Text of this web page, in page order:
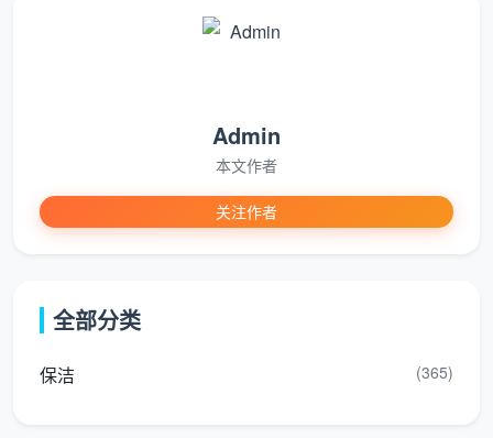
范围，像天均安洁这样业务范围覆盖广泛的，往往意味
2.2 查口碑：真实的“双向”评价最可靠
价迷惑。实际上，真实的用户反馈往往是“双面”的。我
们在各大公开平台收集了关于
户评价，既有高度的认可，也有严格的监督，这种真实
Admin
本文作者
关注作者
全部分类
保洁 (365)